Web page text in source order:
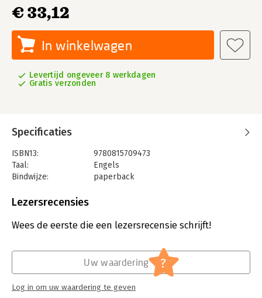
€ 33,12
In winkelwagen
Levertijd ongeveer 8 werkdagen
Gratis verzonden
Specificaties
ISBN13:
9780815709473
Taal:
Engels
Bindwijze:
paperback
Druk:
Lezersrecensies
Wees de eerste die een lezersrecensie schrijft!
Uw waardering ?
Log in om uw waardering te geven